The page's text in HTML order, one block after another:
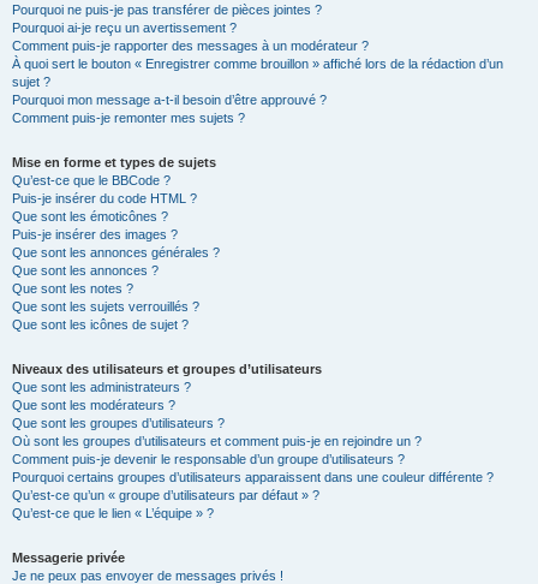
Pourquoi ne puis-je pas transférer de pièces jointes ?
Pourquoi ai-je reçu un avertissement ?
Comment puis-je rapporter des messages à un modérateur ?
À quoi sert le bouton « Enregistrer comme brouillon » affiché lors de la rédaction d’un
sujet ?
Pourquoi mon message a-t-il besoin d’être approuvé ?
Comment puis-je remonter mes sujets ?
Mise en forme et types de sujets
Qu’est-ce que le BBCode ?
Puis-je insérer du code HTML ?
Que sont les émoticônes ?
Puis-je insérer des images ?
Que sont les annonces générales ?
Que sont les annonces ?
Que sont les notes ?
Que sont les sujets verrouillés ?
Que sont les icônes de sujet ?
Niveaux des utilisateurs et groupes d’utilisateurs
Que sont les administrateurs ?
Que sont les modérateurs ?
Que sont les groupes d’utilisateurs ?
Où sont les groupes d’utilisateurs et comment puis-je en rejoindre un ?
Comment puis-je devenir le responsable d’un groupe d’utilisateurs ?
Pourquoi certains groupes d’utilisateurs apparaissent dans une couleur différente ?
Qu’est-ce qu’un « groupe d’utilisateurs par défaut » ?
Qu’est-ce que le lien « L’équipe » ?
Messagerie privée
Je ne peux pas envoyer de messages privés !